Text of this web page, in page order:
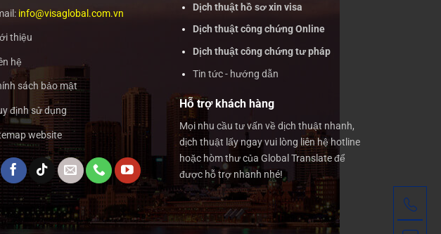
info@visaglobal.com.vn
thiệu
hệ
sách bảo mật
định sử dụng
website
Dịch thuật hồ sơ xin visa
Dịch thuật công chứng Online
Dịch thuật công chứng tư pháp
Tin tức - hướng dẫn
Hỗ trợ khách hàng
Mọi nhu cầu tư vấn về dịch thuật nhanh,
dịch thuật lấy ngay vui lòng liên hệ hotline
hoặc hòm thư của Global Translate để
được hỗ trợ nhanh nhé!